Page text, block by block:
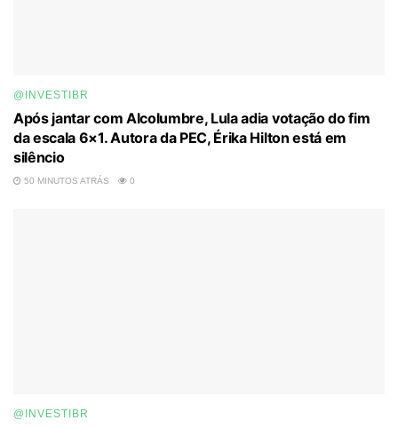
@INVESTIBR
Após jantar com Alcolumbre, Lula adia votação do fim
da escala 6×1. Autora da PEC, Érika Hilton está em
silêncio
50 MINUTOS ATRÁS 0
@INVESTIBR